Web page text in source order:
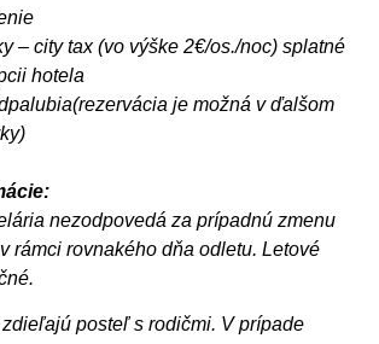
– city tax (vo výške 2€/os./noc) splatné
hotela
je možná v ďalšom
nezodpovedá za prípadnú zmenu
rámci rovnakého dňa odletu. Letové
posteľ s rodičmi. V prípade